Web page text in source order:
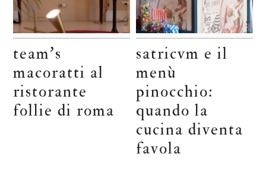
team’s
macoratti al
ristorante
follie di roma
satricvm e il
menù
pinocchio:
quando la
cucina diventa
favola